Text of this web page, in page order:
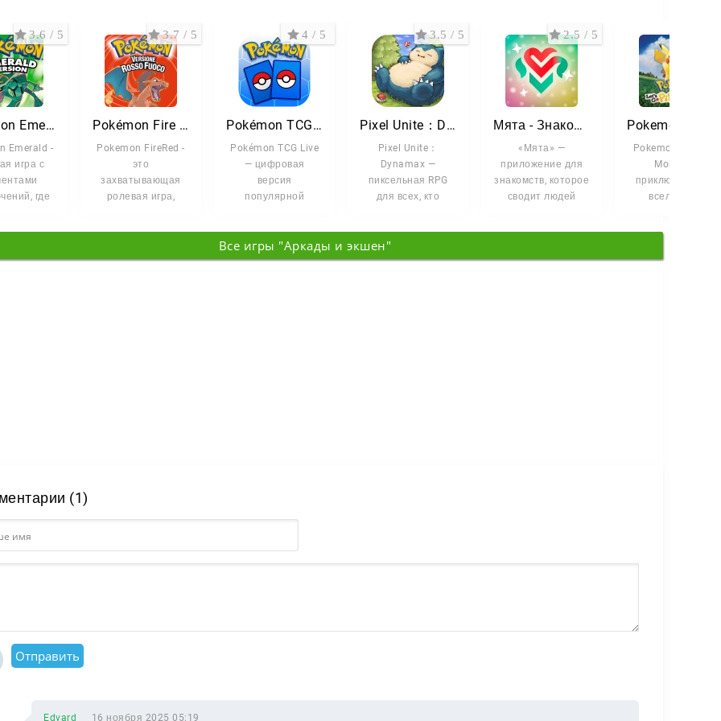
Pokémon Emerald
Emerald -
игра с
где
3.6 / 5
Pokémon Fire Red
Pokemon FireRed -
это
захватывающая
ролевая игра,
3.7 / 5
Pokémon TCG Live
Pokémon TCG Live
— цифровая
версия
популярной
команду покемонов
и
4 / 5
Pixel Unite：Dynamax
Pixel Unite：
Dynamax —
пиксельная RPG
для всех, кто
ловля карманных
3.5 / 5
Мята - Знакомства рядом с вами
«Мята» —
приложение для
знакомств, которое
сводит людей
2.5 / 5
Pokemon Let's Go
Mobile —
приключение во
вселенной
устройства.
Все игры "Аркады и экшен"
(1)
Отправить
Edvard 16 ноября 2025 05:19